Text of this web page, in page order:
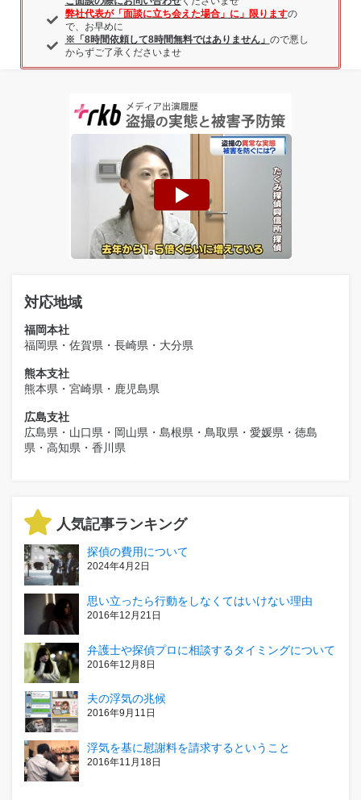
弊社代表が「面談に立ち会えた場合」に」限りますの
で、お早めに
※「8時間依頼して8時間無料ではありません」 ので悪し
からずご了承くださいませ
対応地域
福岡本社
福岡県・佐賀県・長崎県・大分県
熊本支社
熊本県・宮崎県・鹿児島県
広島支社
広島県・山口県・岡山県・島根県・鳥取県・愛媛県・徳島
県・高知県・香川県
人気記事ランキング
探偵の費用について
2024年4月2日
思い立ったら行動をしなくてはいけない理由
2016年12月21日
弁護士や探偵プロに相談するタイミングについて
2016年12月8日
夫の浮気の兆候
2016年9月11日
浮気を基に慰謝料を請求するということ
2016年11月18日